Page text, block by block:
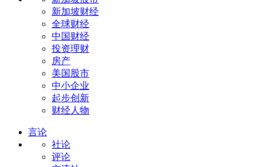
新加坡财经
全球财经
中国财经
投资理财
房产
美国股市
中小企业
起步创新
财经人物
言论
社论
评论